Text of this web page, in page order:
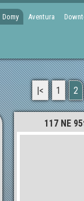
Domy Aventura
|< 1 2
117 NE